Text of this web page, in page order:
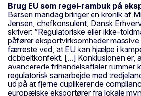
Brug EU som regel-rambuk på
Børsen mandag bringer en kronik af
Jensen, chefkonsulent, Dansk
skriver: ”Regulatoriske eller ikke-
påfører eksportvirksomheder
færreste ved, at EU kan hjælpe i
dobbeltkonfekt. [...] Konklusionen er,
avancerede frihandelsaftaler rummer
regulatorisk samarbejde med
ud på at fjerne duplikerende
europæiske eksportører fra lokale